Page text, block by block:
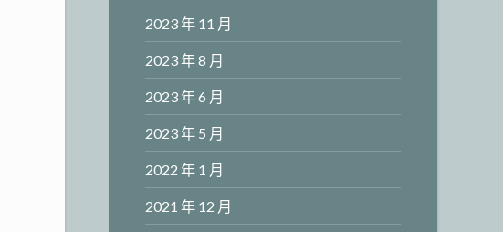
2023 年 11 月
2023 年 8 月
2023 年 6 月
2023 年 5 月
2022 年 1 月
2021 年 12 月